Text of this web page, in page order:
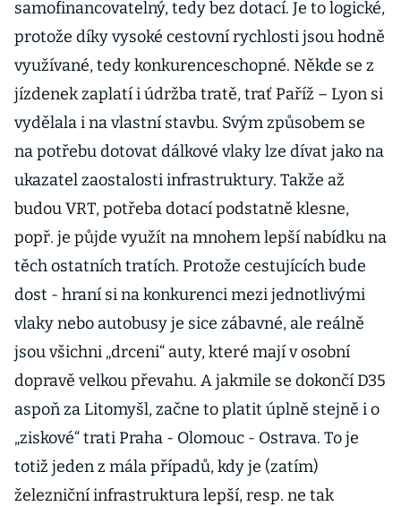
samofinancovatelný, tedy bez dotací. Je to logické,
protože díky vysoké cestovní rychlosti jsou hodně
využívané, tedy konkurenceschopné. Někde se z
jízdenek zaplatí i údržba tratě, trať Paříž – Lyon si
vydělala i na vlastní stavbu. Svým způsobem se
na potřebu dotovat dálkové vlaky lze dívat jako na
ukazatel zaostalosti infrastruktury. Takže až
budou VRT, potřeba dotací podstatně klesne,
popř. je půjde využít na mnohem lepší nabídku na
těch ostatních tratích. Protože cestujících bude
dost - hraní si na konkurenci mezi jednotlivými
vlaky nebo autobusy je sice zábavné, ale reálně
jsou všichni „drceni“ auty, které mají v osobní
dopravě velkou převahu. A jakmile se dokončí D35
aspoň za Litomyšl, začne to platit úplně stejně i o
„ziskové“ trati Praha - Olomouc - Ostrava. To je
totiž jeden z mála případů, kdy je (zatím)
železniční infrastruktura lepší, resp. ne tak